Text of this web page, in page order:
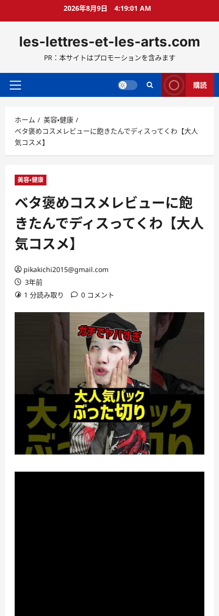
ス
ッ
2026年8月9日 4:19:02 AM
les-lettres-et-les-arts.com
PR：本サイトはプロモーションを含みます
メ
メ
ニ
ュ
ー
購読
ホーム
美容・健康
ベタ褒めコスメレビューに飽きたんでディスってくわ【大人
気コスメ】
美容・健康
ベタ褒めコスメレビューに飽
きたんでディスってくわ【大人
気コスメ】
pikakichi2015@gmail.com
3年前
1 分読み取り
0 コメント